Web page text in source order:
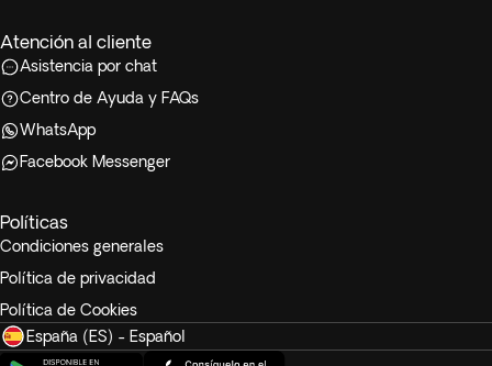
Atención al cliente
Asistencia por chat
Centro de Ayuda y FAQs
WhatsApp
Facebook Messenger
Políticas
Condiciones generales
Política de privacidad
Política de Cookies
España (ES) - Español